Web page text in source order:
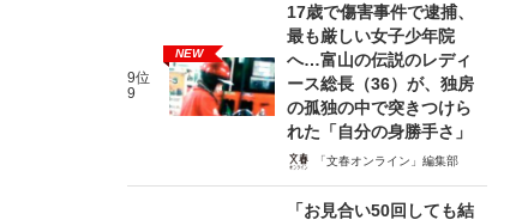
9位
9
NEW
17歳で傷害事件で逮捕、
最も厳しい女子少年院
へ…富山の伝説のレディ
ース総長（36）が、独房
の孤独の中で突きつけら
れた「自分の身勝手さ」
「文春オンライン」編集部
「お見合い50回しても結